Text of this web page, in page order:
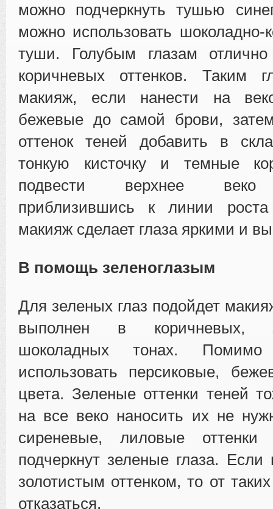
можно подчеркнуть тушью
можно использовать шоколадно-
туши. Голубым глазам
коричневых оттенков. Таким
макияж, если нанести на
бежевые до самой брови,
оттенок теней добавить в
тонкую кисточку и темные
подвести верхнее веко
приблизившись к линии
макияж сделает глаза яркими и
В помощь зеленоглазым
Для зеленых глаз подойдет
выполнен в коричневых,
шоколадных тонах.
использовать персиковые,
цвета. Зеленые оттенки теней
на все веко наносить их не
сиреневые, лиловые оттенки
подчеркнут зеленые глаза. Если
золотистым оттенком, то от
отказаться.